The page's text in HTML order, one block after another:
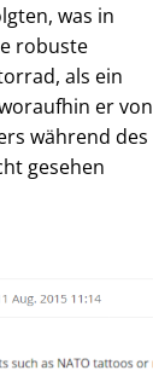
was in
robuste
als ein
er von
während des
gesehen